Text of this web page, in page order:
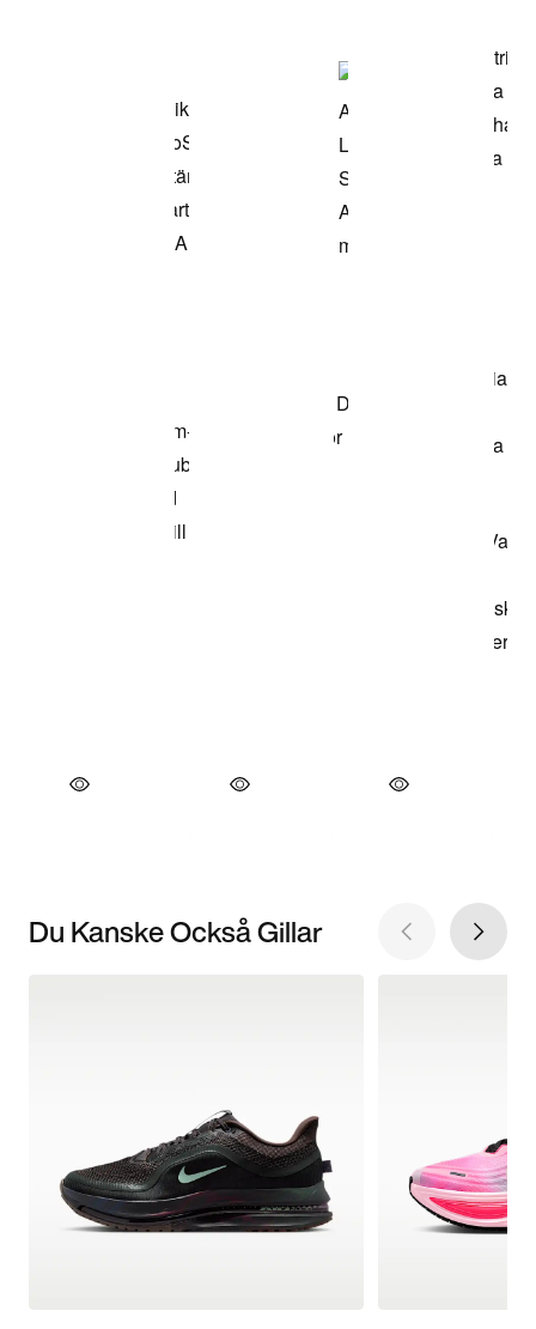
Du Kanske Också Gillar